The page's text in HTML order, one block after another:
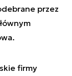
przez
firmy